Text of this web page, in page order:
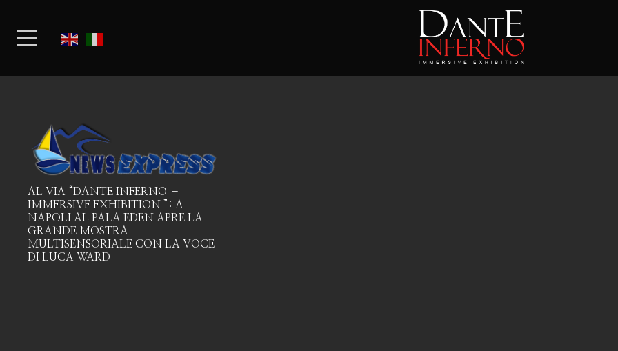
AL VIA “DANTE INFERNO –
IMMERSIVE EXHIBITION ”: A
NAPOLI AL PALA EDEN APRE LA
GRANDE MOSTRA
MULTISENSORIALE CON LA VOCE
DI LUCA WARD